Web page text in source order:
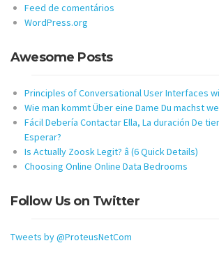
Feed de comentários
WordPress.org
Awesome Posts
Principles of Conversational User Interfaces
Wie man kommt Über eine Dame Du machst
Fácil Debería Contactar Ella, La duración De
Esperar?
Is Actually Zoosk Legit? â (6 Quick Details)
Choosing Online Online Data Bedrooms
Follow Us on Twitter
Tweets by @ProteusNetCom